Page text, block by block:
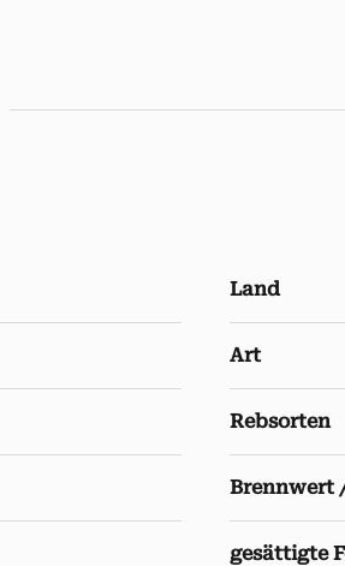
Land
Art
Rebsorten
Brennwert
gesättigte